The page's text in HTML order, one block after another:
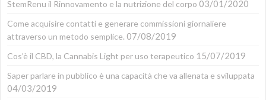
StemRenu il Rinnovamento e la nutrizione del corpo 03/01/2020
Come acquisire contatti e generare commissioni giornaliere
attraverso un metodo semplice. 07/08/2019
Cos’è il CBD, la Cannabis Light per uso terapeutico 15/07/2019
Saper parlare in pubblico è una capacità che va allenata e sviluppata
04/03/2019